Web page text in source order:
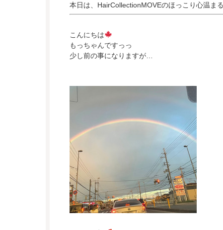
本日は、HairCollectionMOVEのほっこり心温ま
こんにちは
もっちゃんですっっ
少し前の事になりますが…